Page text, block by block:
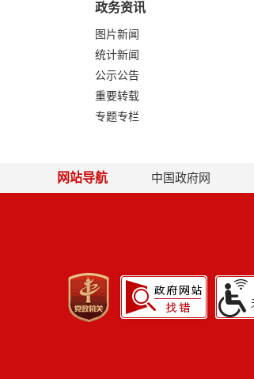
政务资讯
图片新闻
统计新闻
公示公告
重要转载
专题专栏
网站导航 中国政府网